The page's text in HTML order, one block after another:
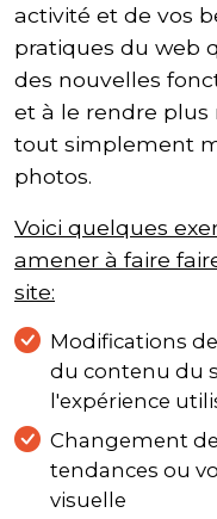
activité et de vos
pratiques du web
des nouvelles
et à le rendre
tout simplement
photos.
Voici quelques
amener à faire
site:
Modifications
du contenu du
l'expérience
Changement
tendances ou
visuelle